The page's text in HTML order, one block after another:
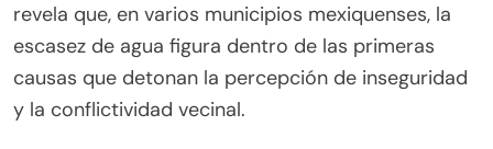
revela que, en varios municipios mexiquenses, la
escasez de agua figura dentro de las primeras
causas que detonan la percepción de inseguridad
y la conflictividad vecinal.